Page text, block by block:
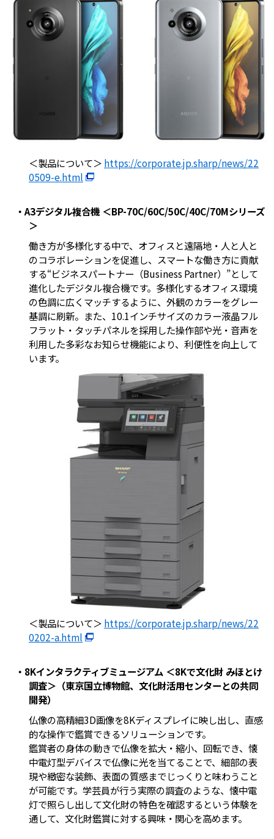
＜製品について＞ https://corporate.jp.sharp/news/22
0509-e.html
・A3デジタル複合機 ＜BP-70C/60C/50C/40C/70Mシリーズ
＞
働き方が多様化する中で、オフィスと遠隔地・人と人と
のコラボレーションを促進し、スマートな働き方に貢献
する“ビジネスパートナー（Business Partner）”として
進化したデジタル複合機です。多様化するオフィス環境
の色調に広くマッチするように、外観のカラーをグレー
基調に刷新。また、10.1インチサイズのカラー液晶フル
フラット・タッチパネルを採用した操作部や光・音声を
利用した多彩なお知らせ機能により、利便性を向上して
います。
＜製品について＞ https://corporate.jp.sharp/news/22
0202-a.html
・8Kインタラクティブミュージアム ＜8Kで文化財 みほとけ
調査＞（東京国立博物館、文化財活用センターとの共同
開発）
仏像の高精細3D画像を8Kディスプレイに映し出し、直感
的な操作で鑑賞できるソリューションです。
鑑賞者の身体の動きで仏像を拡大・縮小、回転でき、懐
中電灯型デバイスで仏像に光を当てることで、細部の表
現や緻密な装飾、表面の質感までじっくりと味わうこと
が可能です。学芸員が行う実際の調査のような、懐中電
灯で照らし出して文化財の特色を確認するという体験を
通して、文化財鑑賞に対する興味・関心を高めます。